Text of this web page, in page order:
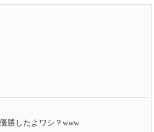
勝したよワシ？www